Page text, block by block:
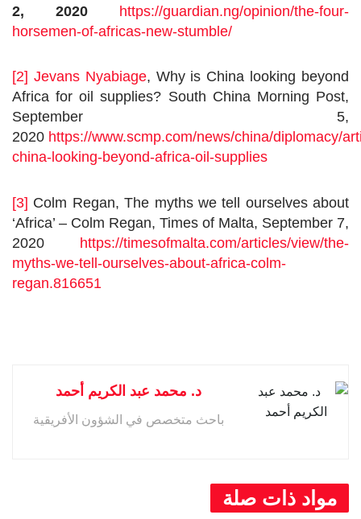
2, 2020 https://guardian.ng/opinion/the-four-
horsemen-of-africas-new-stumble/
[2] Jevans Nyabiage, Why is China looking beyond
Africa for oil supplies? South China Morning Post,
September 5,
2020 https://www.scmp.com/news/china/diplomacy/
china-looking-beyond-africa-oil-supplies
[3] Colm Regan, The myths we tell ourselves about
‘Africa’ – Colm Regan, Times of Malta, September 7,
2020 https://timesofmalta.com/articles/view/the-
myths-we-tell-ourselves-about-africa-colm-
regan.816651
د. محمد عبد الكريم أحمد
باحث متخصص في الشؤون الأفريقية
مواد ذات صلة